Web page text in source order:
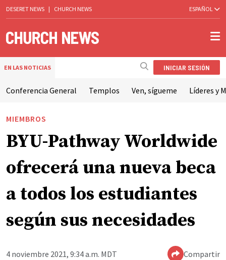
DESERET NEWS | CHURCH NEWS ESPAÑOL
EN LAS NOTICIAS INICIAR SESIÓN
Conferencia General Templos Ven, sígueme Líderes y
MIEMBROS
BYU-Pathway Worldwide
ofrecerá una nueva beca
a todos los estudiantes
según sus necesidades
4 noviembre 2021, 9:34 a.m. MDT Compartir